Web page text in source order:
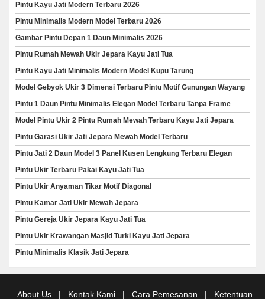
Pintu Kayu Jati Modern Terbaru 2026
Pintu Minimalis Modern Model Terbaru 2026
Gambar Pintu Depan 1 Daun Minimalis 2026
Pintu Rumah Mewah Ukir Jepara Kayu Jati Tua
Pintu Kayu Jati Minimalis Modern Model Kupu Tarung
Model Gebyok Ukir 3 Dimensi Terbaru Pintu Motif Gunungan Wayang
Pintu 1 Daun Pintu Minimalis Elegan Model Terbaru Tanpa Frame
Model Pintu Ukir 2 Pintu Rumah Mewah Terbaru Kayu Jati Jepara
Pintu Garasi Ukir Jati Jepara Mewah Model Terbaru
Pintu Jati 2 Daun Model 3 Panel Kusen Lengkung Terbaru Elegan
Pintu Ukir Terbaru Pakai Kayu Jati Tua
Pintu Ukir Anyaman Tikar Motif Diagonal
Pintu Kamar Jati Ukir Mewah Jepara
Pintu Gereja Ukir Jepara Kayu Jati Tua
Pintu Ukir Krawangan Masjid Turki Kayu Jati Jepara
Pintu Minimalis Klasik Jati Jepara
About Us | Kontak Kami | Cara Pemesanan | Ketentuan